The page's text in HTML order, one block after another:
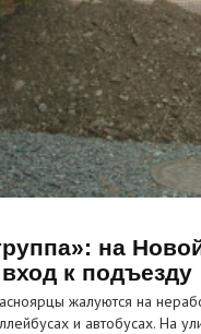
на
к подъезду
жалуются на
и автобусах. На